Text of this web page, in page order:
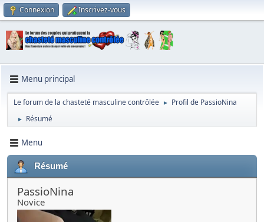
Connexion Inscrivez-vous
Menu principal
Le forum de la chasteté masculine contrôlée ► Profil de PassioNina
► Résumé
Menu
Résumé
PassioNina
Novice